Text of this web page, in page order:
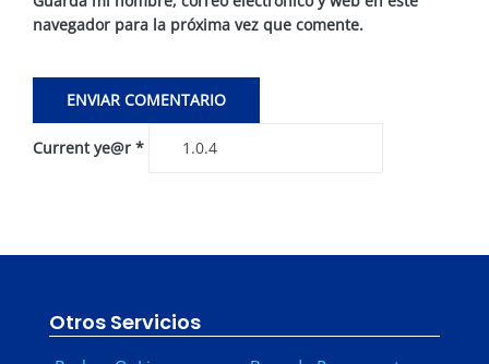
navegador para la próxima vez que comente.
Current ye@r *
Otros Servicios